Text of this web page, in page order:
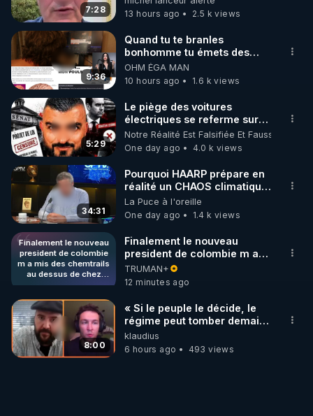
7:28
13 hours ago
2.5 k views
9:36
Quand tu te branles
bonhomme tu émets des
ondes ils ont juste omis de
t'expliquer
OHM ÉGA MAN
10 hours ago
1.6 k views
5:29
Le piège des voitures
électriques se referme sur
les usagers !
Notre Réalité Est Falsifiée Et Fausse
One day ago
4.0 k views
34:31
Pourquoi HAARP prépare en
réalité un CHAOS climatique,
on répond
La Puce à l'oreille
One day ago
1.4 k views
Finalement le nouveau
president de colombie
m a mis des chemtrails
au dessus de chez
moi. Il n y en avait
Finalement le nouveau
president de colombie m a
mis des chemtrails au
dessus de chez moi. Il n y en
avait jamais avant.
TRUMAN+
12 minutes ago
8:00
« Si le peuple le décide, le
régime peut tomber demain !
»
klaudius
6 hours ago
493 views